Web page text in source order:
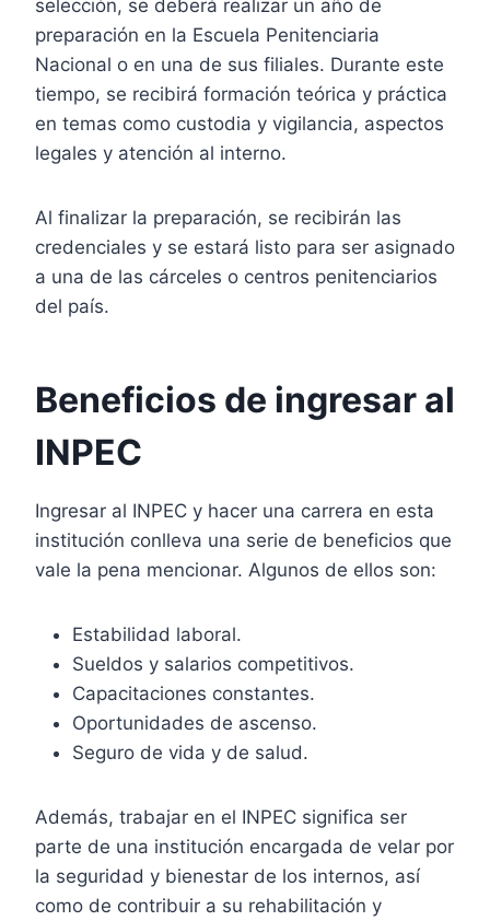
selección, se deberá realizar un año de
preparación en la Escuela Penitenciaria
Nacional o en una de sus filiales. Durante este
tiempo, se recibirá formación teórica y práctica
en temas como custodia y vigilancia, aspectos
legales y atención al interno.
Al finalizar la preparación, se recibirán las
credenciales y se estará listo para ser asignado
a una de las cárceles o centros penitenciarios
del país.
Beneficios de ingresar al
INPEC
Ingresar al INPEC y hacer una carrera en esta
institución conlleva una serie de beneficios que
vale la pena mencionar. Algunos de ellos son:
Estabilidad laboral.
Sueldos y salarios competitivos.
Capacitaciones constantes.
Oportunidades de ascenso.
Seguro de vida y de salud.
Además, trabajar en el INPEC significa ser
parte de una institución encargada de velar por
la seguridad y bienestar de los internos, así
como de contribuir a su rehabilitación y